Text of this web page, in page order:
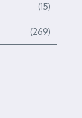
(15)
(269)